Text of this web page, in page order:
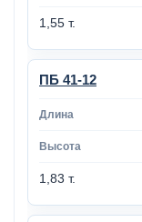
1,55 т.
ПБ 41-12
1,83 т.